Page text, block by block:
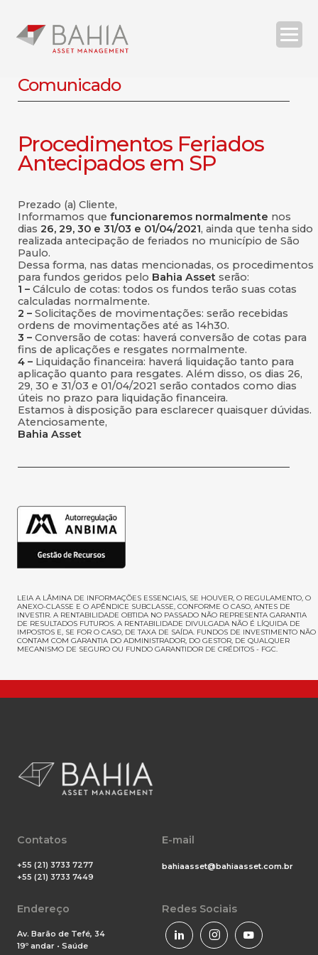
O BAHIA ASSET ESTRATÉGIAS RELATÓRIOS
| ENG
SEARCH
Comunicado
Procedimentos Feriados
Antecipados em SP
Prezado (a) Cliente,
Informamos que funcionaremos normalmente nos
dias 26, 29, 30 e 31/03 e 01/04/2021, ainda que tenha sido
realizada antecipação de feriados no município de São
Paulo.
Dessa forma, nas datas mencionadas, os procedimentos
para fundos geridos pelo Bahia Asset serão:
1 – Cálculo de cotas: todos os fundos terão suas cotas
calculadas normalmente.
2 – Solicitações de movimentações: serão recebidas
ordens de movimentações até as 14h30.
3 – Conversão de cotas: haverá conversão de cotas para
fins de aplicações e resgates normalmente.
4 – Liquidação financeira: haverá liquidação tanto para
aplicação quanto para resgates. Além disso, os dias 26,
29, 30 e 31/03 e 01/04/2021 serão contados como dias
úteis no prazo para liquidação financeira.
Estamos à disposição para esclarecer quaisquer dúvidas.
Atenciosamente,
Bahia Asset
LEIA A LÂMINA DE INFORMAÇÕES ESSENCIAIS, SE HOUVER, O REGULAMENTO, O
ANEXO-CLASSE E O APÊNDICE SUBCLASSE, CONFORME O CASO, ANTES DE
INVESTIR. A RENTABILIDADE OBTIDA NO PASSADO NÃO REPRESENTA GARANTIA
DE RESULTADOS FUTUROS. A RENTABILIDADE DIVULGADA NÃO É LÍQUIDA DE
IMPOSTOS E, SE FOR O CASO, DE TAXA DE SAÍDA. FUNDOS DE INVESTIMENTO NÃO
CONTAM COM GARANTIA DO ADMINISTRADOR, DO GESTOR, DE QUALQUER
MECANISMO DE SEGURO OU FUNDO GARANTIDOR DE CRÉDITOS - FGC.
Contatos
+55 (21) 3733 7277
+55 (21) 3733 7449
E-mail
bahiaasset@bahiaasset.com.br
Endereço
Av. Barão de Tefé, 34
19º andar • Saúde
Redes Sociais